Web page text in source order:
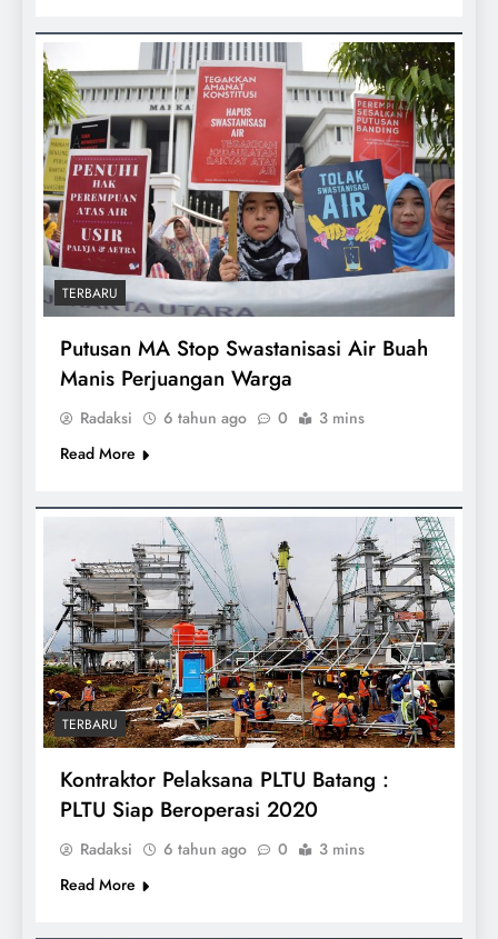
TERBARU
Putusan MA Stop Swastanisasi Air Buah
Manis Perjuangan Warga
Radaksi 6 tahun ago 0
3 mins
Read More
TERBARU
Kontraktor Pelaksana PLTU Batang :
PLTU Siap Beroperasi 2020
Radaksi 6 tahun ago 0
3 mins
Read More